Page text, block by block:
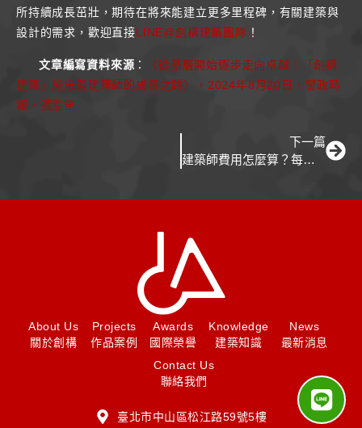
所持續成長茁壯，期待在將來能建立更多里程碑，有關建築與
設計的需求，歡迎直接LINE@創構建築團隊 ！
文章編寫資料來源 ：
〈從基層開始逐步走向卓越｜「創構
建築」施忠毅建築師的成長之路〉，2024年8月20日，警政時
報，張泓笙
下一篇
建築師費用怎麼算？每坪費用從酬金標準表帶你看！
About Us
關於創構
Projects
作品案例
Awards
國際榮譽
Knowledge
建築知識
News
最新消息
Contact Us
聯絡我們
臺北市中山區松江路59號5樓